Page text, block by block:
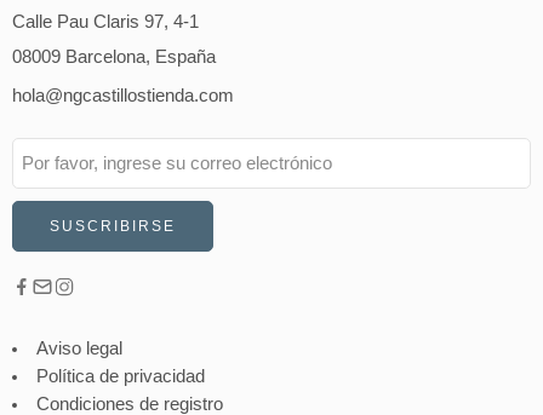
Calle Pau Claris 97, 4-1
08009 Barcelona, España
hola@ngcastillostienda.com
Aviso legal
Política de privacidad
Condiciones de registro